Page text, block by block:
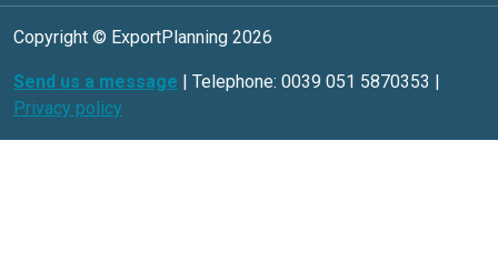
Copyright © ExportPlanning 2026
Send us a message | Telephone: 0039 051 5870353 |
Privacy policy